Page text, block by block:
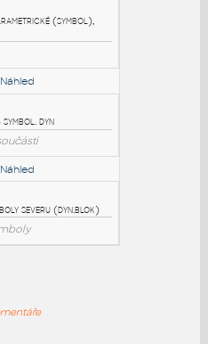
parametrické (symbol),
součásti